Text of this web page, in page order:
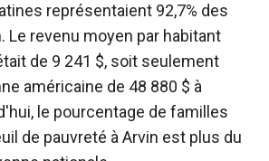
représentaient 92,7% des
Le revenu moyen par habitant
de 9 241 $, soit seulement
américaine de 48 880 $ à
le pourcentage de familles
de pauvreté à Arvin est plus du